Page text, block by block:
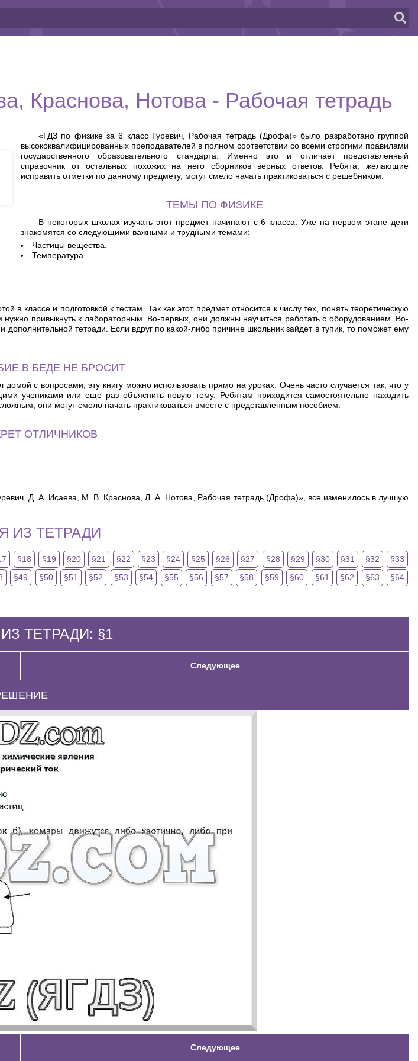
Краснова, Нотова - Рабочая тетрадь
«ГДЗ по физике за 6 класс Гуревич, Рабочая тетрадь (Дрофа)» было разработано группой
высококвалифицированных преподавателей в полном соответствии со всеми строгими правилами
государственного образовательного стандарта. Именно это и отличает представленный
справочник от остальных похожих на него сборников верных ответов. Ребята, желающие
исправить отметки по данному предмету, могут смело начать практиковаться с решебником.
ТЕМЫ ПО ФИЗИКЕ
В некоторых школах изучать этот предмет начинают с 6 класса. Уже на первом этапе дети
знакомятся со следующими важными и трудными темами:
Частицы вещества.
Температура.
классе и подготовкой к тестам. Так как этот предмет относится к числу тех, понять теоретическую
привыкнуть к лабораторным. Во-первых, они должны научиться работать с оборудованием. Во-
тетради. Если вдруг по какой-либо причине школьник зайдет в тупик, то поможет ему
В БЕДЕ НЕ БРОСИТ
с вопросами, эту книгу можно использовать прямо на уроках. Очень часто случается так, что у
учениками или еще раз объяснить новую тему. Ребятам приходится самостоятельно находить
они могут смело начать практиковаться вместе с представленным пособием.
ОТЛИЧНИКОВ
Д. А. Исаева, М. В. Краснова, Л. А. Нотова, Рабочая тетрадь (Дрофа)», все изменилось в лучшую
ИЗ ТЕТРАДИ
§18 §19 §20 §21 §22 §23 §24 §25 §26 §27 §28 §29 §30 §31 §32
§33
§49 §50 §51 §52 §53 §54 §55 §56 §57 §58 §59 §60 §61 §62 §63
§64
ТЕТРАДИ: §1
Следующее
Следующее